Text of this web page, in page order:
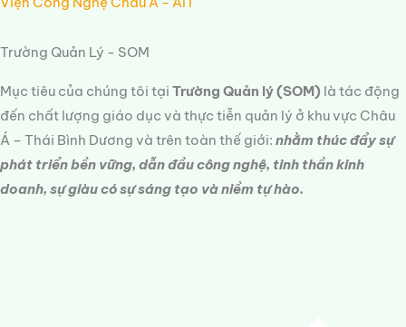
Trường Quản Lý - SOM
Mục tiêu của chúng tôi tại Trường Quản lý (SOM) là tác động
đến chất lượng giáo dục và thực tiễn quản lý ở khu vực Châu
Á – Thái Bình Dương và trên toàn thế giới: nhằm thúc đẩy sự
phát triển bền vững, dẫn đầu công nghệ, tinh thần kinh
doanh, sự giàu có sự sáng tạo và niềm tự hào.